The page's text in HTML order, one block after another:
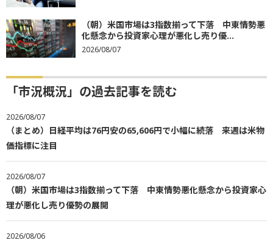
（朝）米国市場は3指数揃って下落 中東情勢悪
化懸念から投資家心理が悪化し売り優...
2026/08/07
「市況概況」の過去記事を読む
2026/08/07
（まとめ）日経平均は76円安の65,606円で小幅に続落 来週は米物
価指標に注目
2026/08/07
（朝）米国市場は3指数揃って下落 中東情勢悪化懸念から投資家心
理が悪化し売り優勢の展開
2026/08/06